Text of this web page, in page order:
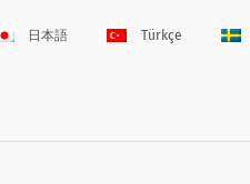
日本語 Türkçe